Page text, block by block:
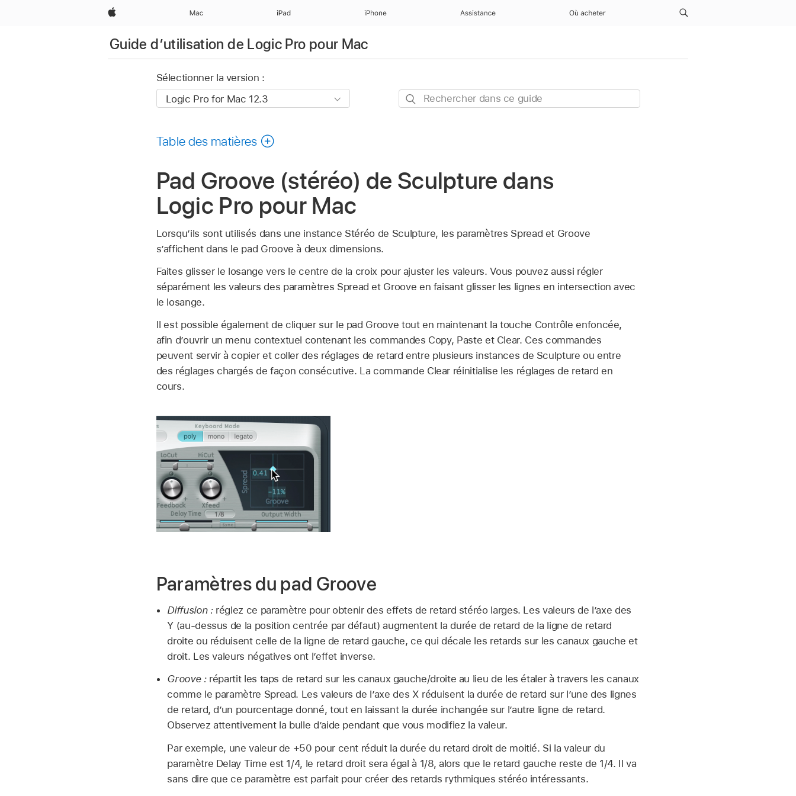
Apple Mac iPad iPhone Assistance Où acheter
Guide d’utilisation de Logic Pro pour Mac
Sélectionner la version :
Rechercher
Table des matières
Pad Groove (stéréo) de Sculpture dans
Logic Pro pour Mac
Lorsqu’ils sont utilisés dans une instance Stéréo de Sculpture, les paramètres Spread et Groove
s’affichent dans le pad Groove à deux dimensions.
Faites glisser le losange vers le centre de la croix pour ajuster les valeurs. Vous pouvez aussi régler
séparément les valeurs des paramètres Spread et Groove en faisant glisser les lignes en intersection avec
le losange.
Il est possible également de cliquer sur le pad Groove tout en maintenant la touche Contrôle enfoncée,
afin d’ouvrir un menu contextuel contenant les commandes Copy, Paste et Clear. Ces commandes
peuvent servir à copier et coller des réglages de retard entre plusieurs instances de Sculpture ou entre
des réglages chargés de façon consécutive. La commande Clear réinitialise les réglages de retard en
cours.
Paramètres du pad Groove
Diffusion :réglez ce paramètre pour obtenir des effets de retard stéréo larges. Les valeurs de l’axe des
Y (au-dessus de la position centrée par défaut) augmentent la durée de retard de la ligne de retard
droite ou réduisent celle de la ligne de retard gauche, ce qui décale les retards sur les canaux gauche et
droit. Les valeurs négatives ont l’effet inverse.
Groove :répartit les taps de retard sur les canaux gauche/droite au lieu de les étaler à travers les canaux
comme le paramètre Spread. Les valeurs de l’axe des X réduisent la durée de retard sur l’une des lignes
de retard, d’un pourcentage donné, tout en laissant la durée inchangée sur l’autre ligne de retard.
Observez attentivement la bulle d’aide pendant que vous modifiez la valeur.
Par exemple, une valeur de +50 pour cent réduit la durée du retard droit de moitié. Si la valeur du
paramètre Delay Time est 1/4, le retard droit sera égal à 1/8, alors que le retard gauche reste de 1/4. Il va
sans dire que ce paramètre est parfait pour créer des retards rythmiques stéréo intéressants.